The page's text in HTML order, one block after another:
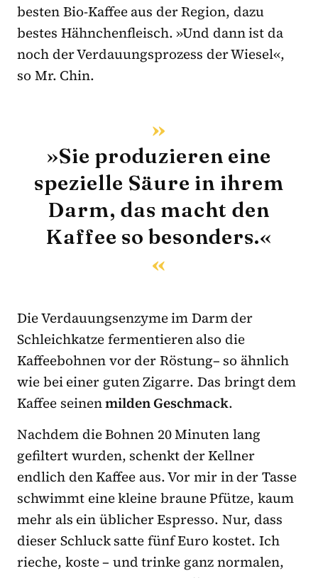
besten Bio-Kaffee aus der Region, dazu
bestes Hähnchenfleisch. »Und dann ist da
noch der Verdauungsprozess der Wiesel«,
so Mr. Chin.
»Sie produzieren eine
spezielle Säure in ihrem
Darm, das macht den
Kaffee so besonders.«
Die Verdauungsenzyme im Darm der
Schleichkatze fermentieren also die
Kaffeebohnen vor der Röstung– so ähnlich
wie bei einer guten Zigarre. Das bringt dem
Kaffee seinenmilden Geschmack.
Nachdem die Bohnen 20 Minuten lang
gefiltert wurden, schenkt der Kellner
endlich den Kaffee aus. Vor mir in der Tasse
schwimmt eine kleine braune Pfütze, kaum
mehr als ein üblicher Espresso. Nur, dass
dieser Schluck satte fünf Euro kostet. Ich
rieche, koste – und trinke ganz normalen,